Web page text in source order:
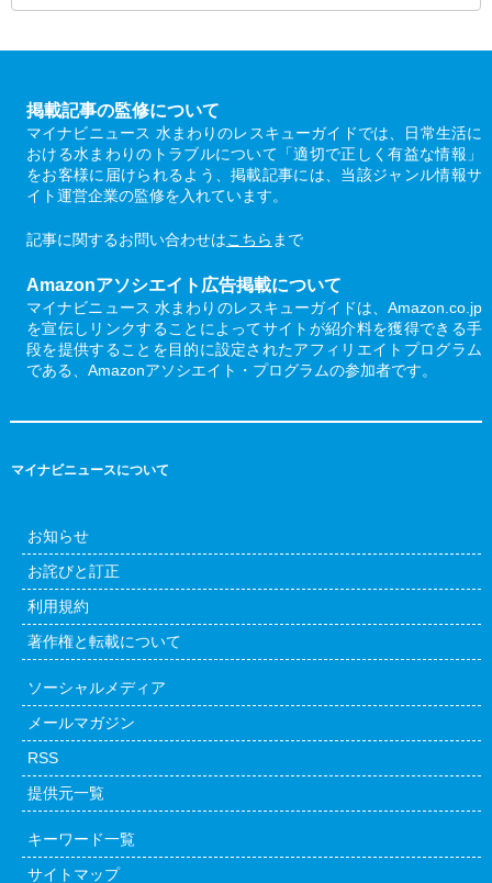
掲載記事の監修について
マイナビニュース 水まわりのレスキューガイドでは、日常生活に
おける水まわりのトラブルについて「適切で正しく有益な情報」
をお客様に届けられるよう、掲載記事には、当該ジャンル情報サ
イト運営企業の監修を入れています。
記事に関するお問い合わせはこちら まで
Amazonアソシエイト広告掲載について
マイナビニュース 水まわりのレスキューガイドは、Amazon.co.jp
を宣伝しリンクすることによってサイトが紹介料を獲得できる手
段を提供することを目的に設定されたアフィリエイトプログラム
である、Amazonアソシエイト・プログラムの参加者です。
マイナビニュースについて
お知らせ
お詫びと訂正
利用規約
著作権と転載について
ソーシャルメディア
メールマガジン
RSS
提供元一覧
キーワード一覧
サイトマップ